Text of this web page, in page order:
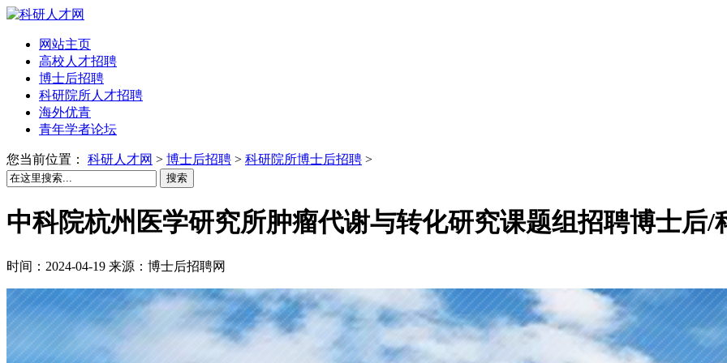
网站主页
高校人才招聘
博士后招聘
科研院所人才招聘
海外优青
青年学者论坛
您当前位置： 科研人才网 > 博士后招聘 > 科研院所博士后招聘 >
搜索
中科院杭州医学研究所肿瘤代谢与转化研究课题组招聘博士后/
时间：2024-04-19 来源：博士后招聘网